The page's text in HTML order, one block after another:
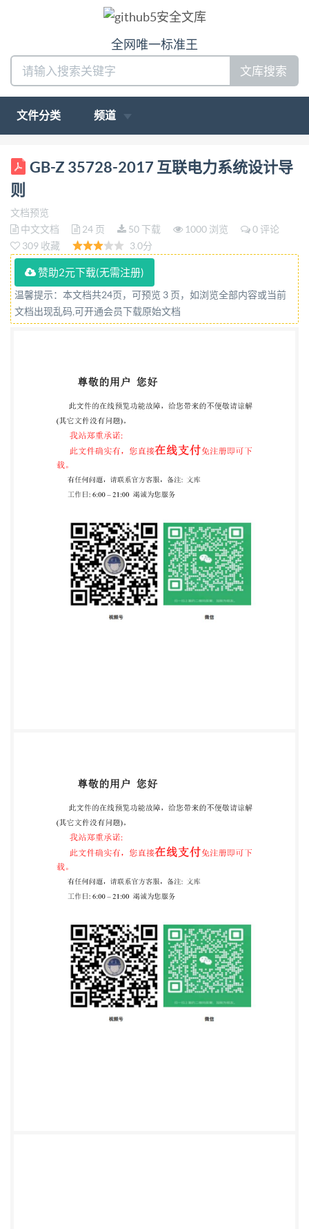
全网唯一标准王
文库搜索
文件分类 频道
ICS 29.020 K 04 GB 中华人民共和国国家标准化指导
性技术文件 GB/Z35728—2017 互联电力系统设计导
则 Guidelines for the design of interconnected power
systems (IECTR62511:2014,MOD) 2017-12-29发布
2018-07-01实施 中华人民共和国国家质量监督检验
检疫总局 发布 中国国家标准化管理委员会
GB-Z 35728-2017 互联电力系统设计导
则
文档预览
中文文档
24 页 50 下载 1000 浏览
0 评论
309 收藏
3.0分
赞助2元下载(无需注册)
温馨提示：本文档共24页，可预览 3 页，如浏览全部内容或当前
文档出现乱码,可开通会员下载原始文档